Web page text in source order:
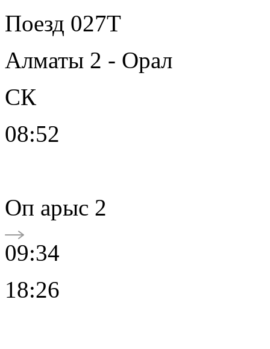
Поезд 027Т
Алматы 2 - Орал
СК
08:52
Oп арыс 2
09:34
18:26